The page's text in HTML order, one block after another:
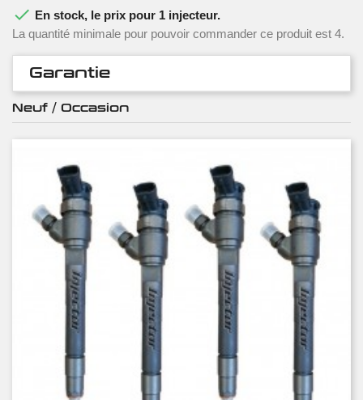
 En stock, le prix pour 1 injecteur.
La quantité minimale pour pouvoir commander ce produit est 4.
Garantie
Neuf / Occasion